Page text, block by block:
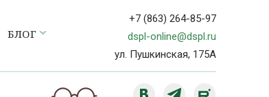
БЛОГ
+7 (863) 264-85-97
dspl-online@dspl.ru
ул. Пушкинская, 175А